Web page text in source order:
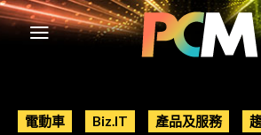
電動車 Biz.IT 產品及服務